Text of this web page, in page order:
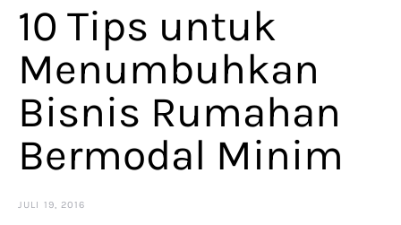
10 Tips untuk
Menumbuhkan
Bisnis Rumahan
Bermodal Minim
JULI 19, 2016